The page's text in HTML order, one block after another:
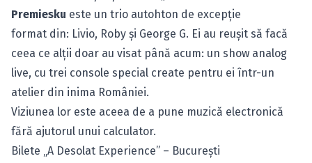
Premiesku este un trio autohton de excepţie
format din: Livio, Roby şi George G. Ei au reuşit să facă
ceea ce alţii doar au visat până acum: un show analog
live, cu trei console special create pentru ei într-un
atelier din inima României.
Viziunea lor este aceea de a pune muzică electronică
fără ajutorul unui calculator.
Bilete „A Desolat Experience” – Bucureşti